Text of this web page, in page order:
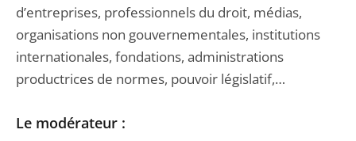
d’entreprises, professionnels du droit, médias,
organisations non gouvernementales, institutions
internationales, fondations, administrations
productrices de normes, pouvoir législatif,…
Le modérateur :